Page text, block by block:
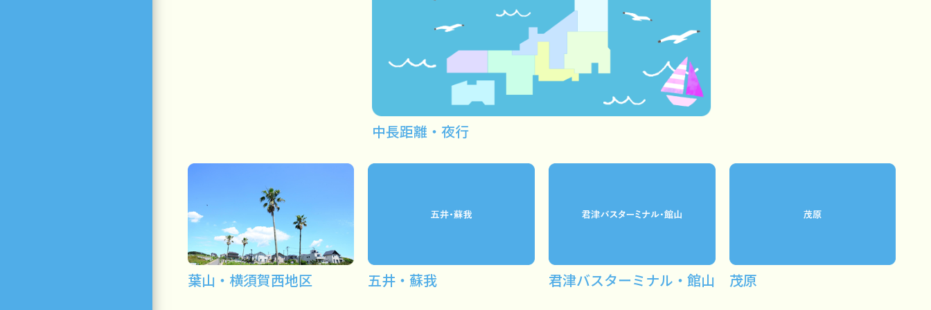
中長距離・夜行
葉山・横須賀西地区 五井・蘇我 君津バスターミナル・館山 茂原